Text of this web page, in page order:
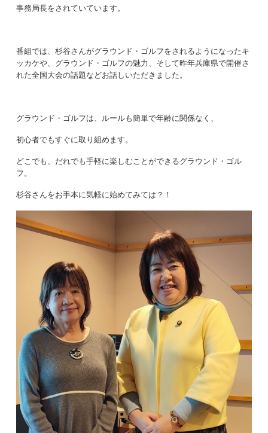
事務局長をされていています。
番組では、杉谷さんがグラウンド・ゴルフをされるようになったキ
ッカケや、グラウンド・ゴルフの魅力、そして昨年兵庫県で開催さ
れた全国大会の話題などお話しいただきました。
グラウンド・ゴルフは、ルールも簡単で年齢に関係なく、
初心者でもすぐに取り組めます。
どこでも、だれでも手軽に楽しむことができるグラウンド・ゴル
フ。
杉谷さんをお手本に気軽に始めてみては？！